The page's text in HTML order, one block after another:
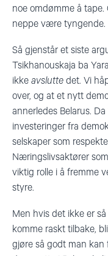
noe omdømme å
neppe være tyngende.
Så gjenstår et siste
Tsikhanouskaja ba
ikke avslutte det. Vi
over, og at et nytt
annerledes Belarus.
investeringer fra
selskaper som
Næringslivsaktører
viktig rolle i å fremme
styre.
Men hvis det ikke er
komme raskt tilbake,
gjøre så godt man kan